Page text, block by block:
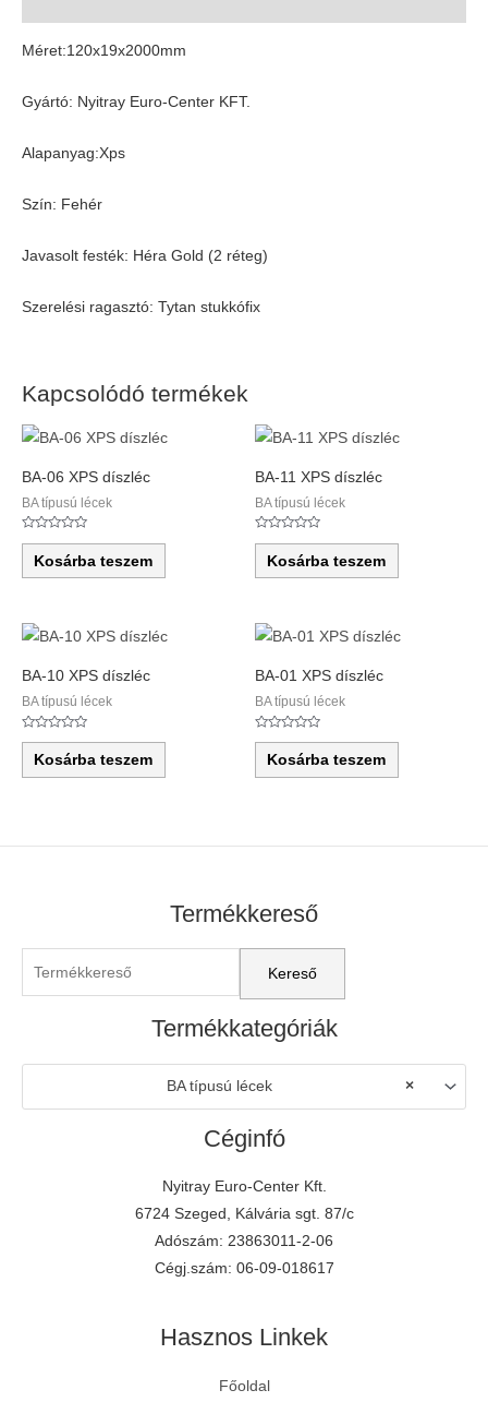
Méret:120x19x2000mm
Gyártó: Nyitray Euro-Center KFT.
Alapanyag:Xps
Szín: Fehér
Javasolt festék: Héra Gold (2 réteg)
Szerelési ragasztó: Tytan stukkófix
Kapcsolódó termékek
BA-06 XPS díszléc
BA típusú lécek
Értékelés:
5
Kosárba teszem
BA-11 XPS díszléc
BA típusú lécek
Értékelés:
5
Kosárba teszem
BA-10 XPS díszléc
BA típusú lécek
Értékelés:
5
Kosárba teszem
BA-01 XPS díszléc
BA típusú lécek
Értékelés:
5
Kosárba teszem
Termékkereső
Termékkategóriák
×
BA típusú lécek
Céginfó
Nyitray Euro-Center Kft.
6724 Szeged, Kálvária sgt. 87/c
Adószám: 23863011-2-06
Cégj.szám: 06-09-018617
Hasznos Linkek
Főoldal